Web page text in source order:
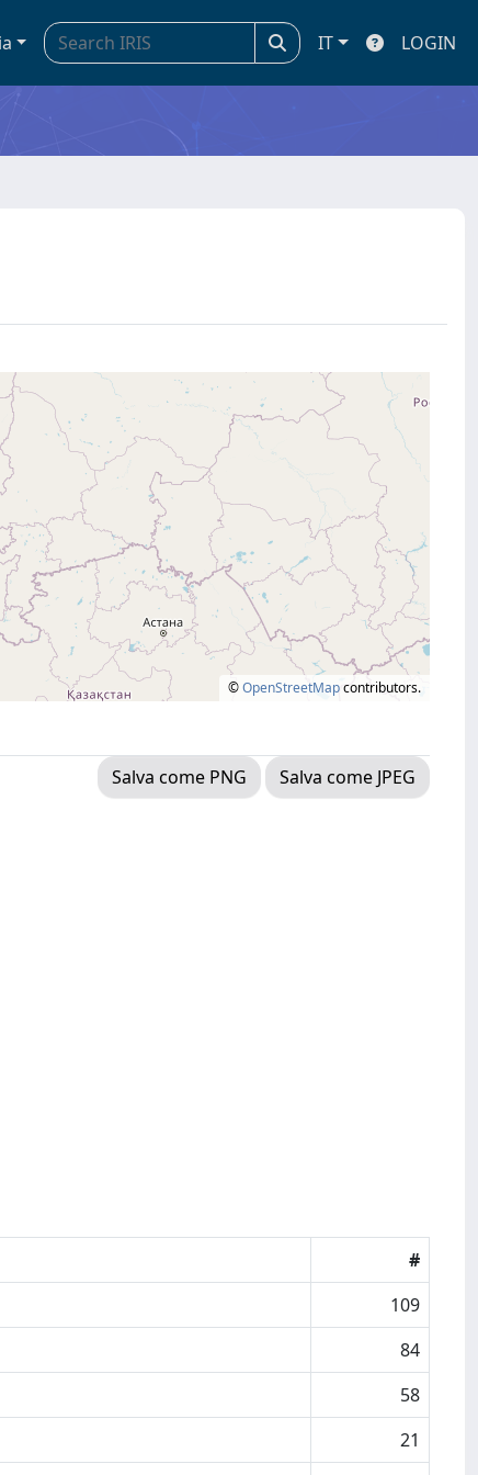
IT LOGIN
©OpenStreetMapcontributors.
Salva come PNG
Salva come JPEG
#
109
84
58
21